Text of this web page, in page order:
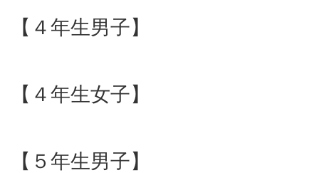
【４年生男子】
【４年生女子】
【５年生男子】